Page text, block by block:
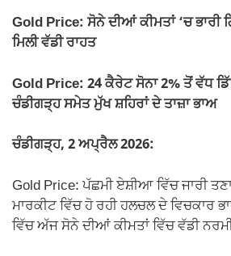
e
b
o
o
k
s
A
p
p
gr
m
y
n
k
Gold Price: ਸੋਨੇ ਦੀਆਂ ਕੀਮਤਾਂ ‘ਚ ਭਾਰੀ
ਮਿਲੀ ਵੱਡੀ ਰਾਹਤ
Gold Price: 24 ਕੈਰੇਟ ਸੋਨਾ 2% ਤੋਂ ਵੱਧ
ਚੰਡੀਗੜ੍ਹ ਸਮੇਤ ਮੁੱਖ ਸ਼ਹਿਰਾਂ ਦੇ ਤਾਜ਼ਾ ਭਾਅ
ਚੰਡੀਗੜ੍ਹ, 2 ਅਪ੍ਰੈਲ 2026:
Gold Price: ਪੱਛਮੀ ਏਸ਼ੀਆ ਵਿੱਚ ਜਾਰੀ
ਮਾਰਕੀਟ ਵਿੱਚ ਹੋ ਰਹੀ ਹਲਚਲ ਦੇ ਵਿਚਕਾਰ
ਵਿੱਚ ਅੱਜ ਸੋਨੇ ਦੀਆਂ ਕੀਮਤਾਂ ਵਿੱਚ ਵੱਡੀ